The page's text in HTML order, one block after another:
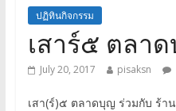
ปฏิทินกิจกรรม
เสาร์๕ ตลา
July 20, 2017 pisaksn
เสา(ร์)๕ ตลาดบุญ ร่วมกับ ร้